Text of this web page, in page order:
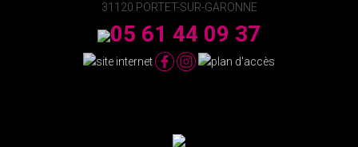
31120 PORTET-SUR-GARONNE
05 61 44 09 37